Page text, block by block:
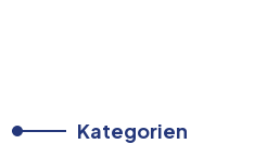
Kategorien